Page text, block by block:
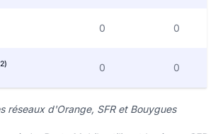
0 0
0 0
réseaux d'Orange, SFR et Bouygues